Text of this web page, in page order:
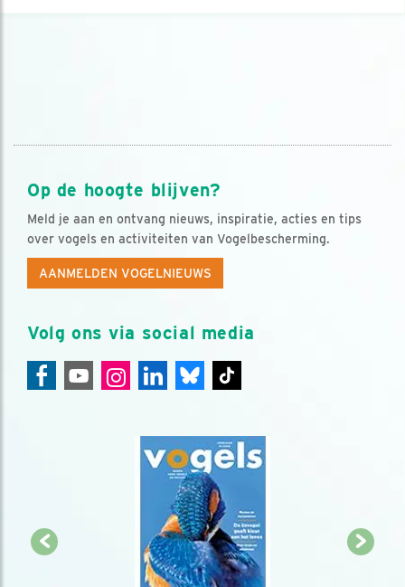
Op de hoogte blijven?
Meld je aan en ontvang nieuws, inspiratie, acties en tips
over vogels en activiteiten van Vogelbescherming.
AANMELDEN VOGELNIEUWS
Volg ons via social media